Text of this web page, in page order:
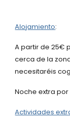
Alojamiento:
A partir de 25€
cerca de la
necesitaréis
Noche extra
Actividades